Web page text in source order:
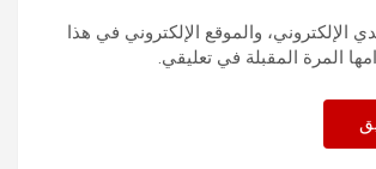
الإلكتروني، والموقع الإلكتروني في هذا
المرة المقبلة في تعليقي.